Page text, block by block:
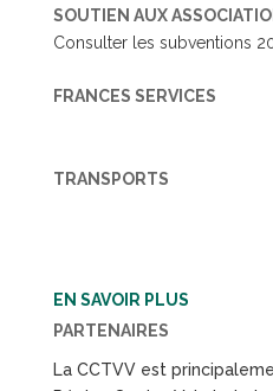
SOUTIEN AUX
Consulter les subventions
FRANCES SERVICES
TRANSPORTS
EN SAVOIR PLUS
PARTENAIRES
La CCTVV est